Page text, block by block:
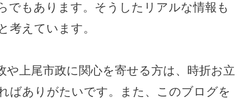
でもあります。そうしたリアルな情報も
考えています。
上尾市政に関心を寄せる方は、時折お立
ばありがたいです。
また、このブログを